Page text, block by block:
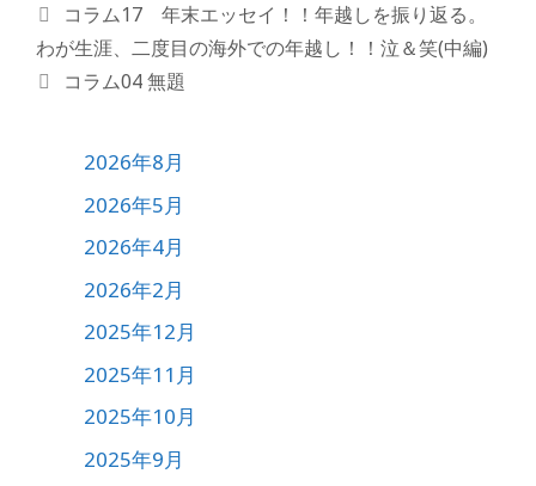
コラム17 年末エッセイ！！年越しを振り返る。
わが生涯、二度目の海外での年越し！！泣＆笑(中編)
コラム04 無題
2026年8月
2026年5月
2026年4月
2026年2月
2025年12月
2025年11月
2025年10月
2025年9月